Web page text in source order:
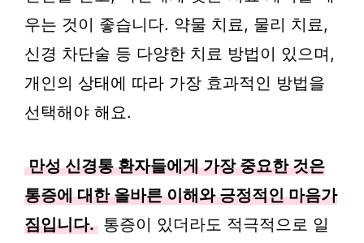
우는 것이 좋습니다. 약물 치료, 물리 치료,
신경 차단술 등 다양한 치료 방법이 있으며,
개인의 상태에 따라 가장 효과적인 방법을
선택해야 해요.
만성 신경통 환자들에게 가장 중요한 것은
통증에 대한 올바른 이해와 긍정적인 마음가
짐입니다. 통증이 있더라도 적극적으로 일